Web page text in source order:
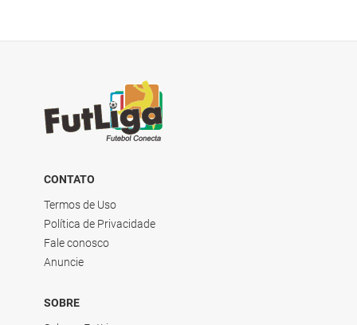
CONTATO
Termos de Uso
Política de Privacidade
Fale conosco
Anuncie
SOBRE